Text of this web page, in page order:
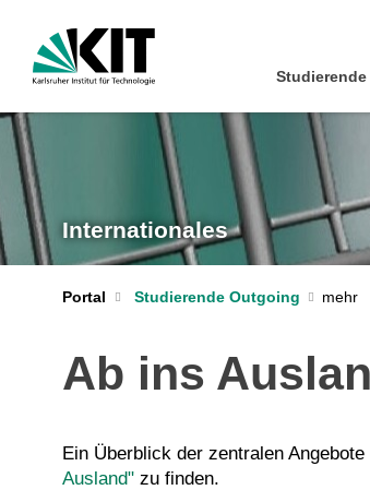
Internationales
Portal Studierende Outgoing
Ab ins
Ein Überblick der zentralen
Ausland" zu finden.